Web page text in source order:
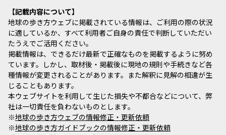
記載内容について
地球の歩き方ウェブに掲載されている情報は、ご利用の際の状況
に適しているか、すべて利用者ご自身の責任で判断していただい
たうえでご活用ください。
掲載情報は、できるだけ最新で正確なものを掲載するように努め
ています。しかし、取材後・掲載後に現地の規則や手続きなど各
種情報が変更されることがあります。また解釈に見解の相違が生
じることもあります。
本ウェブサイトを利用して生じた損失や不都合などについて、弊
社は一切責任を負わないものとします。
※地球の歩き方ウェブの情報修正・更新依頼
※地球の歩き方ガイドブックの情報修正・更新依頼